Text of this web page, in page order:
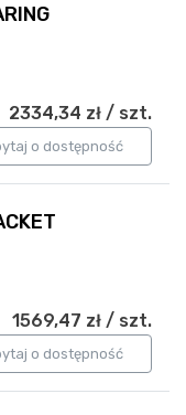
2334,34 zł / szt.
o dostępność
1569,47 zł / szt.
o dostępność